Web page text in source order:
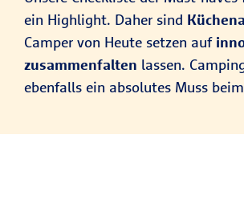
ein Highlight. Daher sind
Camper von Heute setzen auf
zusammenfalten lassen.
ebenfalls ein absolutes Muss